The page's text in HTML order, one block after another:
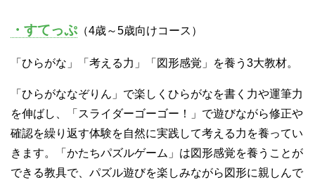
・すてっぷ（4歳～5歳向けコース）
「ひらがな」「考える力」「図形感覚」を養う3大教材。
「ひらがななぞりん」で楽しくひらがなを書く力や運筆力
を伸ばし、「スライダーゴーゴー！」で遊びながら修正や
確認を繰り返す体験を自然に実践して考える力を養ってい
きます。「かたちパズルゲーム」は図形感覚を養うことが
できる教具で、パズル遊びを楽しみながら図形に親しんで